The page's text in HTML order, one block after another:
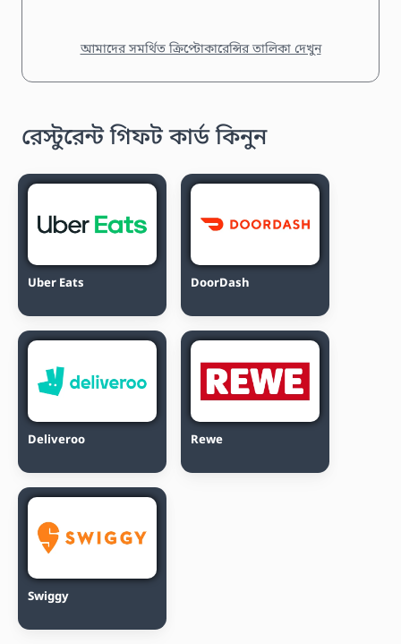
আমাদের সমর্থিত ক্রিপ্টোকারেন্সির তালিকা দেখুন
রেস্টুরেন্ট গিফট কার্ড কিনুন
Uber Eats DoorDash
Deliveroo Rewe
Swiggy